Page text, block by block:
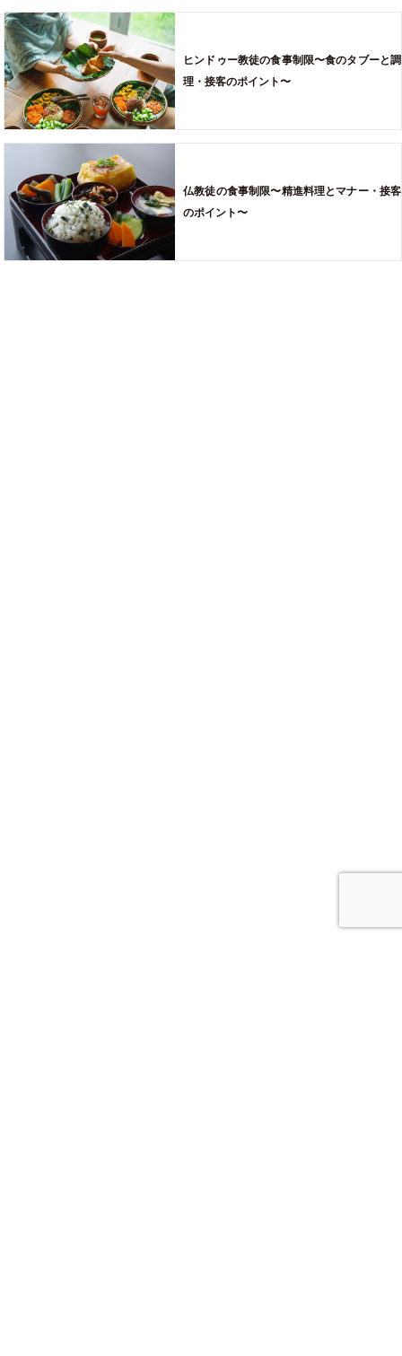
ヒンドゥー教徒の食事制限〜食のタブーと調
理・接客のポイント〜
仏教徒の食事制限〜精進料理とマナー・接客
のポイント〜